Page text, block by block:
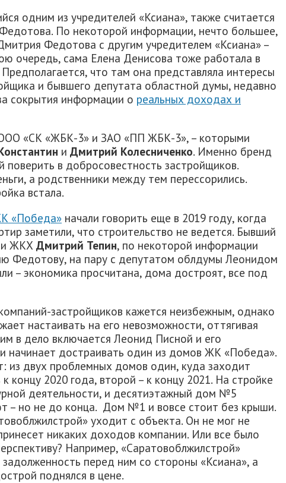
одним из учредителей «Ксиана», также считается
По некоторой информации, нечто большее,
Федотова с другим учредителем «Ксиана» –
очередь, сама Елена Денисова тоже работала в
что там она представляла интересы
и бывшего депутата областной думы, недавно
сокрытия информации о реальных доходах и
«СК «ЖБК-3» и ЗАО «ПП ЖБК-3», – которыми
и Дмитрий Колесниченко. Именно бренд
в добросовестность застройщиков.
а родственники между тем перессорились.
встала.
«Победа» начали говорить еще в 2019 году, когда
заметили, что строительство не ведется. Бывший
и ЖКХ Дмитрий Тепин, по некоторой информации
Федотову, на пару с депутатом облдумы Леонидом
– экономика просчитана, дома достроят, все под
застройщиков кажется неизбежным, однако
настаивать на его невозможности, оттягивая
в дело включается Леонид Писной и его
начинает достраивать один из домов ЖК «Победа».
из двух проблемных домов один, куда заходит
концу 2020 года, второй – к концу 2021. На стройке
деятельности, и десятиэтажный дом №5
– но не до конца. Дом №1 и вовсе стоит без крыши.
уходит с объекта. Он не мог не
никаких доходов компании. Или все было
Например, «Саратовоблжилстрой»
перед ним со стороны «Ксиана», а
поднялся в цене.